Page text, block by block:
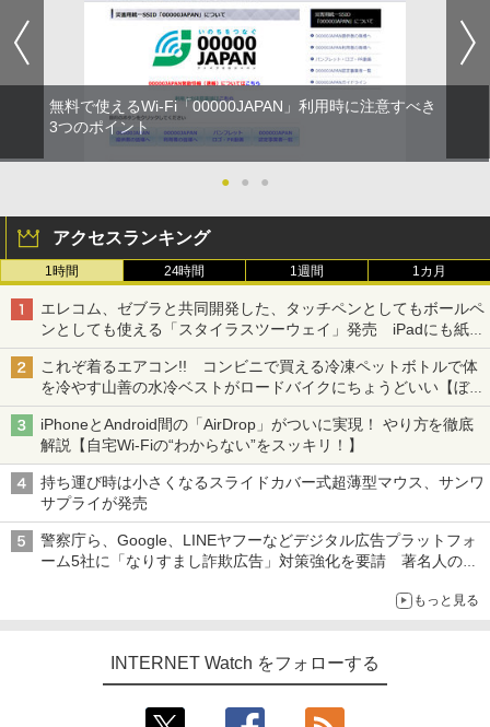
無料で使えるWi-Fi「00000JAPAN」利用時に注意すべき
3つのポイント
● ● ●
アクセスランキング
1時間 24時間 1週間 1カ月
エレコム、ゼブラと共同開発した、タッチペンとしてもボールペ
ンとしても使える「スタイラスツーウェイ」発売 iPadにも紙に
も、持ち替えずに書き込める
これぞ着るエアコン!! コンビニで買える冷凍ペットボトルで体
を冷やす山善の水冷ベストがロードバイクにちょうどいい【ぼっ
ち・ざ・ろーど！その14】【空いた時間でなにしてる？】
iPhoneとAndroid間の「AirDrop」がついに実現！ やり方を徹底
解説【自宅Wi-Fiの“わからない”をスッキリ！】
持ち運び時は小さくなるスライドカバー式超薄型マウス、サンワ
サプライが発売
警察庁ら、Google、LINEヤフーなどデジタル広告プラットフォ
ーム5社に「なりすまし詐欺広告」対策強化を要請 著名人の写
もっと見る
INTERNET Watch をフォローする